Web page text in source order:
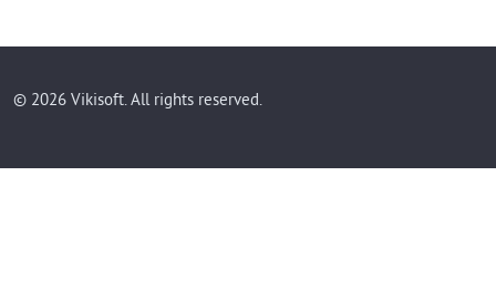
© 2026 Vikisoft. All rights reserved.